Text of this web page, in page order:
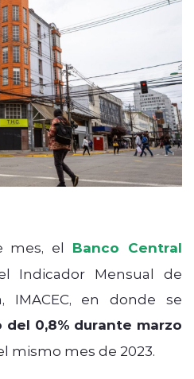
mes, el Banco Central
Indicador Mensual de
IMACEC, en donde se
del 0,8% durante marzo
mismo mes de 2023.